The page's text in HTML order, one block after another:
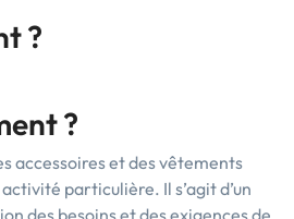
?
?
accessoires et des vêtements
particulière. Il s’agit d’un
des besoins et des exigences de